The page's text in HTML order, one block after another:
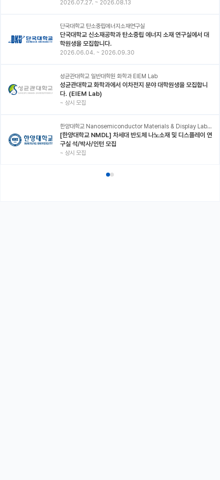
2026.07.27. ~ 2026.08.13
단국대학교 탄소중립에너지소재연구실
단국대학교 신소재공학과 탄소중립 에너지 소재 연구실에서 대
학원생을 모집합니다.
2026.06.04. ~ 2026.09.30
성균관대학교 일반대학원 화학과 EIEM Lab
성균관대학교 화학과에서 이차전지 분야 대학원생을 모집합니
다. (EIEM Lab)
~ 상시 모집
한양대학교 Nanosemiconductor Materials & Display Laboratory
[한양대학교 NMDL] 차세대 반도체 나노소재 및 디스플레이 연
구실 석/박사/인턴 모집
~ 상시 모집